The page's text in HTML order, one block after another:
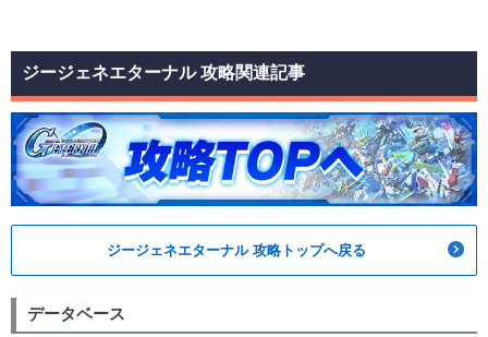
ジージェネエターナル 攻略関連記事
ジージェネエターナル 攻略トップへ戻る
データベース